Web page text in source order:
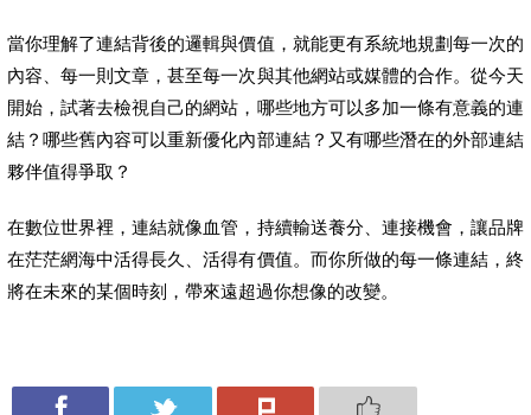
當你理解了連結背後的邏輯與價值，就能更有系統地規劃每一次的
內容、每一則文章，甚至每一次與其他網站或媒體的合作。從今天
開始，試著去檢視自己的網站，哪些地方可以多加一條有意義的連
結？哪些舊內容可以重新優化內部連結？又有哪些潛在的外部連結
夥伴值得爭取？
在數位世界裡，連結就像血管，持續輸送養分、連接機會，讓品牌
在茫茫網海中活得長久、活得有價值。而你所做的每一條連結，終
將在未來的某個時刻，帶來遠超過你想像的改變。